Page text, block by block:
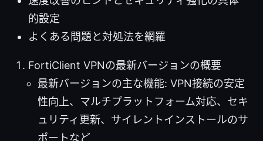
的設定
よくある問題と対処法を網羅
FortiClient VPNの最新バージョンの概要
最新バージョンの主な機能: VPN接続の安定
性向上、マルチプラットフォーム対応、セキ
ュリティ更新、サイレントインストールのサ
ポートなど